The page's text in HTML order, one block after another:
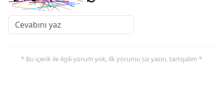
* Bu içerik ile ilgili yorum yok, ilk yorumu siz yazın, tartışalım *